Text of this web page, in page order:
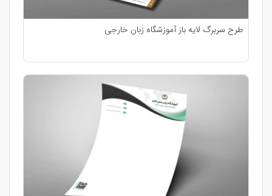
طرح سربرگ لایه باز آموزشگاه زبان خارجی